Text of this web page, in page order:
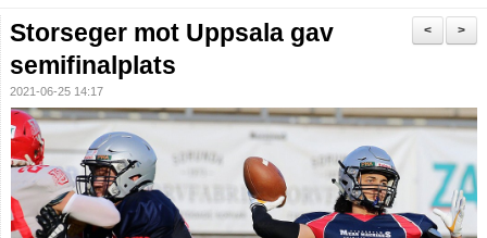
>
<
Storseger mot Uppsala gav
semifinalplats
2021-06-25 14:17